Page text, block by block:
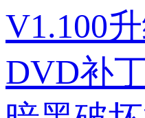
V1.100
DVD补